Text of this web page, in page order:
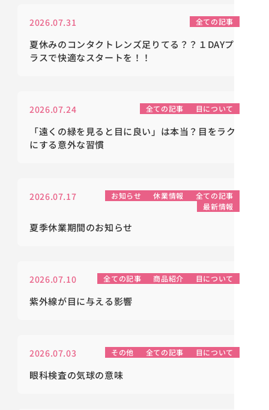
2026.07.31 全ての記事
夏休みのコンタクトレンズ足りてる？？１DAYプ
ラスで快適なスタートを！！
2026.07.24 全ての記事 目について
「遠くの緑を見ると目に良い」は本当？目をラク
にする意外な習慣
2026.07.17 お知らせ 休業情報
全ての記事
最新情報
夏季休業期間のお知らせ
2026.07.10 全ての記事 商品紹介 目について
紫外線が目に与える影響
2026.07.03 その他 全ての記事 目について
眼科検査の気球の意味